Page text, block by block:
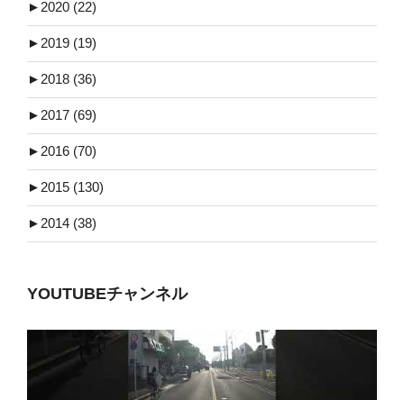
► 2020 (22)
► 2019 (19)
► 2018 (36)
► 2017 (69)
► 2016 (70)
► 2015 (130)
► 2014 (38)
YOUTUBEチャンネル